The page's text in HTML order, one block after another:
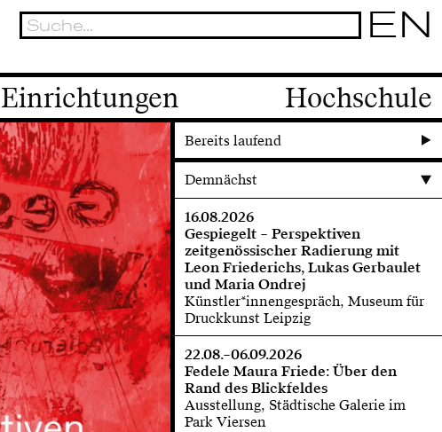
EN
Einrichtungen Hochschule
Bereits laufend
Demnächst
16.08.2026
Gespiegelt – Perspektiven
zeitgenössischer Radierung mit
Leon Friederichs, Lukas Gerbaulet
und Maria Ondrej
Künstler*innengespräch, Museum für
Druckkunst Leipzig
22.08.–06.09.2026
Fedele Maura Friede: Über den
Rand des Blickfeldes
Ausstellung, Städtische Galerie im
Park Viersen